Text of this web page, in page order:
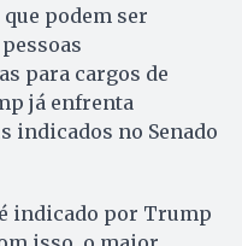
podem ser
para cargos de
já enfrenta
indicados no Senado
indicado por Trump